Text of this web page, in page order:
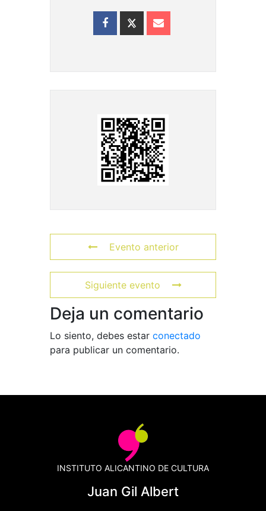
Evento anterior
Siguiente evento
Deja un comentario
Lo siento, debes estar conectado
para publicar un comentario.
INSTITUTO ALICANTINO DE CULTURA
Juan Gil Albert